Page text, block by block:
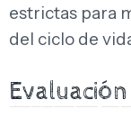
estrictas para
del ciclo de